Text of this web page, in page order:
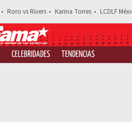
Roro vs Rivers Karina Torres LCDLF
CELEBRIDADES TENDENCIAS